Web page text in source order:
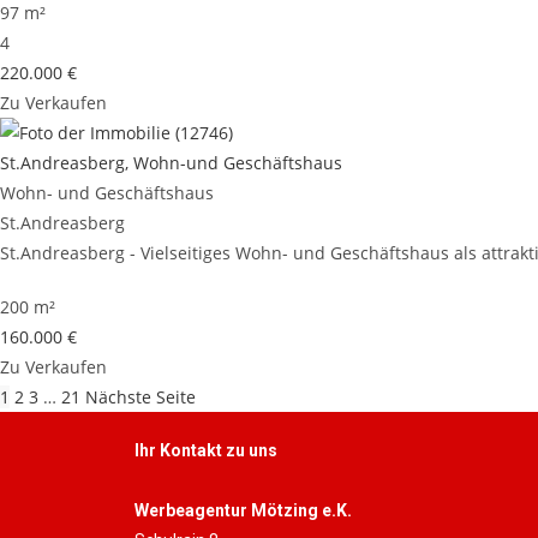
97 m²
4
220.000 €
Zu Verkaufen
St.Andreasberg, Wohn-und Geschäftshaus
Wohn- und Geschäftshaus
St.Andreasberg
St.Andreasberg - Vielseitiges Wohn- und Geschäftshaus als
200 m²
160.000 €
Zu Verkaufen
1 2 3 … 21 Nächste Seite
Ihr Kontakt zu uns
Werbeagentur Mötzing e.K.